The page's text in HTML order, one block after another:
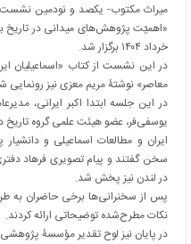
میراث مکتوب- یکصد و نودمین
خرداد۱۴۰۴ برگزار شد.
در این نشست از کتاب «اسماعیلیان
معاصر» نوشتۀ مریم معزی نیز رونمایی
در این جلسه ابتدا اکبر ایرانی،
یوسفی‌فر، عضو هیئت علمی گروه تاریخ
ایران و مطالعات اسماعیلی و
سخن گفتند و پیام تصویری فرهاد
در لندن نیز پخش شد.
پس از سخنرانی‌ها برخی حاضران به
نکات مطرح‌شده توضیحاتی ارائه کردند.
در پایان نیز لوح تقدیر مؤسسۀ